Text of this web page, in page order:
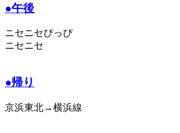
●午後
ニセニセぴっぴ
ニセニセ
●帰り
京浜東北→横浜線